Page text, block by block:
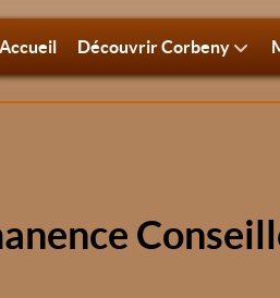
Accueil Découvrir Corbeny